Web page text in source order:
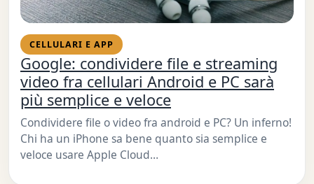
CELLULARI E APP
Google: condividere file e streaming
video fra cellulari Android e PC sarà
più semplice e veloce
Condividere file o video fra android e PC? Un inferno!
Chi ha un iPhone sa bene quanto sia semplice e
veloce usare Apple Cloud…